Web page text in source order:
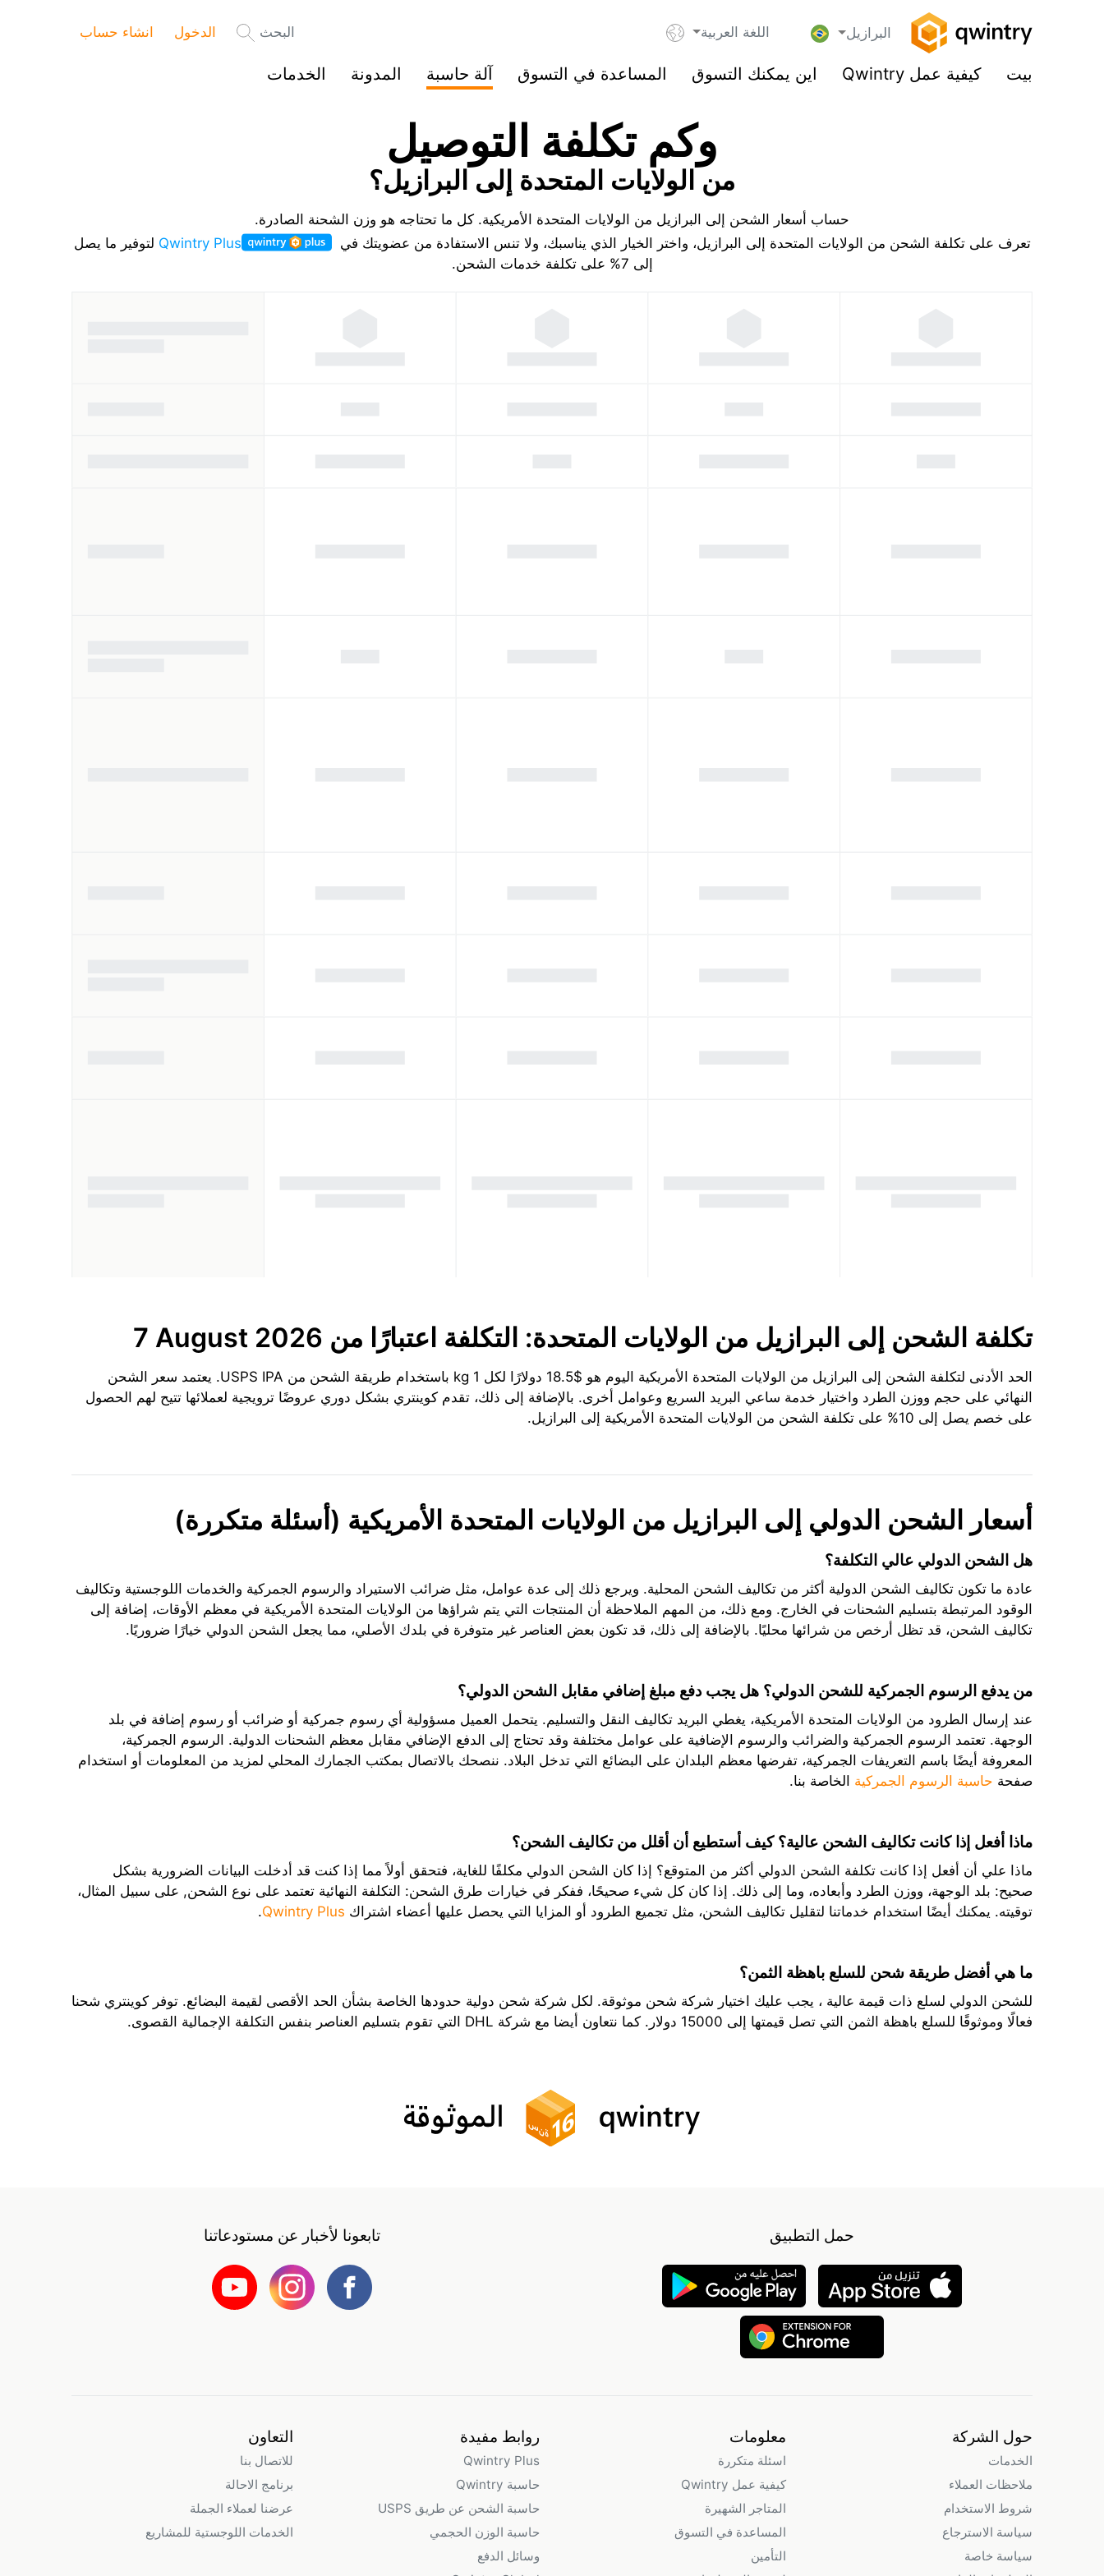
البرازيل اللغة العربية البحث الدخول انشاء حساب
بيت كيفية عمل Qwintry اين يمكنك التسوق المساعدة في التسوق آلة حاسبة المدونة الخدمات
وكم تكلفة التوصيل
من الولايات المتحدة إلى البرازيل؟
حساب أسعار الشحن إلى البرازيل من الولايات المتحدة الأمريكية. كل ما تحتاجه هو وزن الشحنة الصادرة.
تعرف على تكلفة الشحن من الولايات المتحدة إلى البرازيل، واختر الخيار الذي يناسبك، ولا تنس الاستفادة من عضويتك في
Qwintry Plus لتوفير ما يصل
إلى 7% على تكلفة خدمات الشحن.
تكلفة الشحن إلى البرازيل من الولايات المتحدة: التكلفة اعتبارًا من 7 August 2026
الحد الأدنى لتكلفة الشحن إلى البرازيل من الولايات المتحدة الأمريكية اليوم هو $18.5 دولارًا لكل 1 kg باستخدام طريقة الشحن من USPS IPA. يعتمد سعر الشحن
النهائي على حجم ووزن الطرد واختيار خدمة ساعي البريد السريع وعوامل أخرى. بالإضافة إلى ذلك، تقدم كوينتري بشكل دوري عروضًا ترويجية لعملائها تتيح لهم الحصول
على خصم يصل إلى 10% على تكلفة الشحن من الولايات المتحدة الأمريكية إلى البرازيل.
أسعار الشحن الدولي إلى البرازيل من الولايات المتحدة الأمريكية (أسئلة متكررة)
هل الشحن الدولي عالي التكلفة؟
عادة ما تكون تكاليف الشحن الدولية أكثر من تكاليف الشحن المحلية. ويرجع ذلك إلى عدة عوامل، مثل ضرائب الاستيراد والرسوم الجمركية والخدمات اللوجستية وتكاليف
الوقود المرتبطة بتسليم الشحنات في الخارج. ومع ذلك، من المهم الملاحظة أن المنتجات التي يتم شراؤها من الولايات المتحدة الأمريكية في معظم الأوقات، إضافة إلى
تكاليف الشحن، قد تظل أرخص من شرائها محليًا. بالإضافة إلى ذلك، قد تكون بعض العناصر غير متوفرة في بلدك الأصلي، مما يجعل الشحن الدولي خيارًا ضروريًا.
من يدفع الرسوم الجمركية للشحن الدولي؟ هل يجب دفع مبلغ إضافي مقابل الشحن الدولي؟
عند إرسال الطرود من الولايات المتحدة الأمريكية، يغطي البريد تكاليف النقل والتسليم. يتحمل العميل مسؤولية أي رسوم جمركية أو ضرائب أو رسوم إضافة في بلد
الوجهة. تعتمد الرسوم الجمركية والضرائب والرسوم الإضافية على عوامل مختلفة وقد تحتاج إلى الدفع الإضافي مقابل معظم الشحنات الدولية. الرسوم الجمركية،
المعروفة أيضًا باسم التعريفات الجمركية، تفرضها معظم البلدان على البضائع التي تدخل البلاد. ننصحك بالاتصال بمكتب الجمارك المحلي لمزيد من المعلومات أو استخدام
صفحة حاسبة الرسوم الجمركية الخاصة بنا.
ماذا أفعل إذا كانت تكاليف الشحن عالية؟ كيف أستطيع أن أقلل من تكاليف الشحن؟
ماذا علي أن أفعل إذا كانت تكلفة الشحن الدولي أكثر من المتوقع؟ إذا كان الشحن الدولي مكلفًا للغاية، فتحقق أولاً مما إذا كنت قد أدخلت البيانات الضرورية بشكل
صحيح: بلد الوجهة، ووزن الطرد وأبعاده، وما إلى ذلك. إذا كان كل شيء صحيحًا، ففكر في خيارات طرق الشحن: التكلفة النهائية تعتمد على نوع الشحن, على سبيل المثال،
توقيته. يمكنك أيضًا استخدام خدماتنا لتقليل تكاليف الشحن، مثل تجميع الطرود أو المزايا التي يحصل عليها أعضاء اشتراك Qwintry Plus
.
ما هي أفضل طريقة شحن للسلع باهظة الثمن؟
للشحن الدولي لسلع ذات قيمة عالية ، يجب عليك اختيار شركة شحن موثوقة. لكل شركة شحن دولية حدودها الخاصة بشأن الحد الأقصى لقيمة البضائع. توفر كوينتري شحنا
فعالًا وموثوقًا للسلع باهظة الثمن التي تصل قيمتها إلى 15000 دولار. كما نتعاون أيضا مع شركة DHL التي تقوم بتسليم العناصر بنفس التكلفة الإجمالية القصوى.
حمل التطبيق تابعونا لأخبار عن مستودعاتنا
حول الشركة
الخدمات
ملاحظات العملاء
شروط الاستخدام
سياسة الاسترجاع
سياسة خاصة
معلومات
اسئلة متكررة
كيفية عمل Qwintry
المتاجر الشهيرة
المساعدة في التسوق
التأمين
روابط مفيدة
Qwintry Plus
حاسبة Qwintry
حاسبة الشحن عن طريق USPS
حاسبة الوزن الحجمي
وسائل الدفع
التعاون
للاتصال بنا
برنامج الاحالة
عرضنا لعملاء الجملة
الخدمات اللوجستية للمشاريع